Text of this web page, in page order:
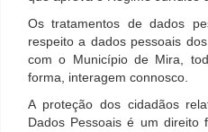
Os tratamentos de dados
respeito a dados pessoais
com o Município de Mira,
forma, interagem connosco.
A proteção dos cidadãos
Dados Pessoais é um direito